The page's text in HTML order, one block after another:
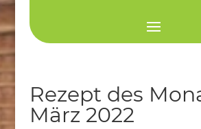
Rezept des
März 2022